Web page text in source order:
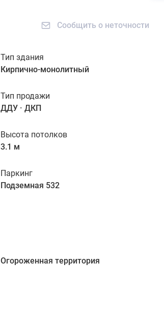
Сообщить о неточности
Тип здания
кирпично-монолитный
Тип продажи
ДДУ
ДКП
Высота потолков
3.1 м
Паркинг
подземная 532
Огороженная территория